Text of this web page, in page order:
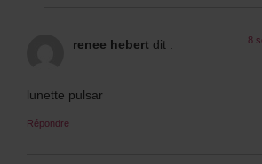
renee hebert dit : 8
lunette pulsar
Répondre